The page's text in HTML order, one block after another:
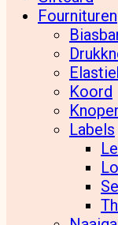
Fournituren
Koord
Labels